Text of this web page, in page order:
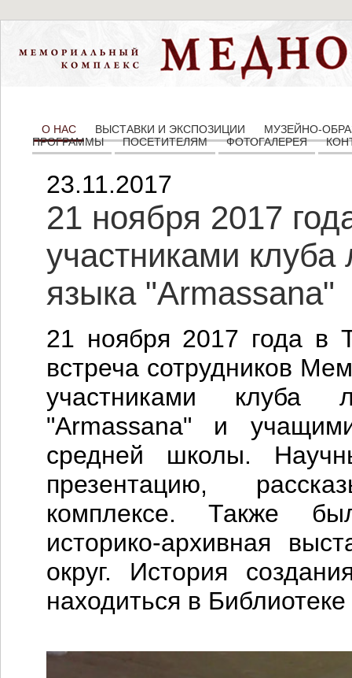
О НАС ВЫСТАВКИ И ЭКСПОЗИЦИИ
МУЗЕЙНО-
ПРОГРАММЫ
ПОСЕТИТЕЛЯМ ФОТОГАЛЕРЕЯ
23.11.2017
21 ноября 2017
участниками клуба
языка "Armassana"
21 ноября 2017 года в
встреча сотрудников
участниками клуба
"Armassana" и
средней школы.
презентацию,
комплексе. Также
историко-архивная
округ. История
находиться в